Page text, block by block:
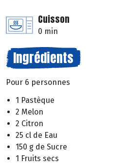
Cuisson
0 min
Ingrédients
Pour 6 personnes
1 Pastèque
2 Melon
2 Citron
25 cl de Eau
150 g de Sucre
1 Fruits secs